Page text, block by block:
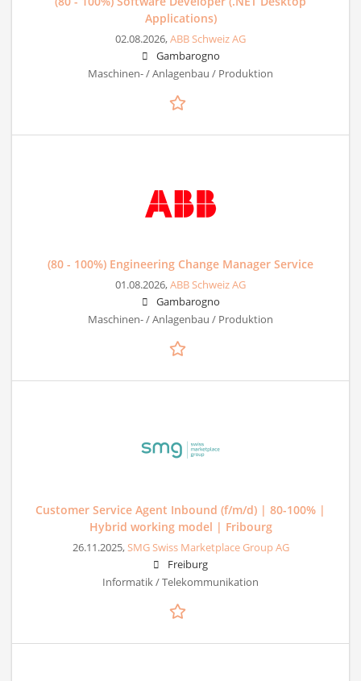
Applications)
02.08.2026,ABB Schweiz AG
Gambarogno
Maschinen- / Anlagenbau / Produktion
(80 - 100%) Engineering Change Manager Service
01.08.2026,ABB Schweiz AG
Gambarogno
Maschinen- / Anlagenbau / Produktion
Customer Service Agent Inbound (f/m/d) | 80-100% |
Hybrid working model | Fribourg
26.11.2025,SMG Swiss Marketplace Group AG
Freiburg
Informatik / Telekommunikation